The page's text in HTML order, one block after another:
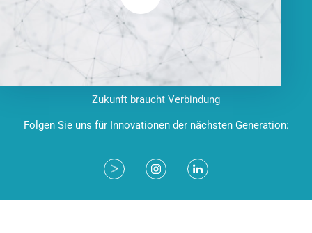
Zukunft braucht Verbindung
Folgen Sie uns für Innovationen der nächsten Generation: